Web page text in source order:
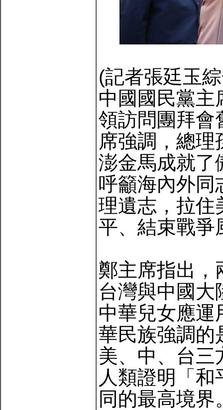
(記者張廷玉
中國國民黨主
領訪問團拜會
席強調，總
澎金馬成就了
呼籲海內外同
理遺志，拉住
平、結束戰爭
鄭主席指出，
台灣與中國大
中華兒女應運
華民族強調的
美、中、台三
人類證明「
同的最高境界